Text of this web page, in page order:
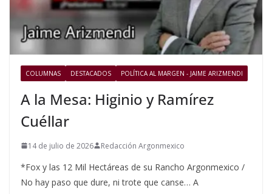
COLUMNAS DESTACADOS POLÍTICA AL MARGEN - JAIME ARIZMENDI
A la Mesa: Higinio y Ramírez
Cuéllar
14 de julio de 2026 Redacción Argonmexico
*Fox y las 12 Mil Hectáreas de su Rancho Argonmexico /
No hay paso que dure, ni trote que canse… A